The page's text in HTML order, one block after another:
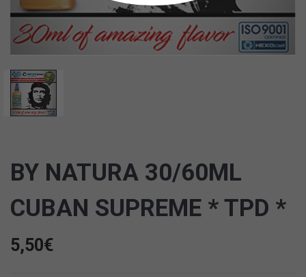
BY NATURA 30/60ML
CUBAN SUPREME * TPD *
5,50€